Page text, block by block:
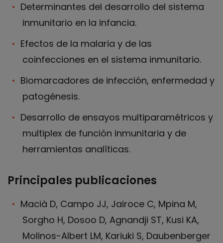
Determinantes del desarrollo del sistema
inmunitario en la infancia.
Efectos de la malaria y de las
coinfecciones en el sistema inmunitario.
Biomarcadores de infección, enfermedad y
patogénesis.
Desarrollo de ensayos multiparamétricos y
multiplex de función inmunitaria y de
herramientas analíticas.
Principales publicaciones
Macià D, Campo JJ, Jairoce C, Mpina M,
Sorgho H, Dosoo D, Agnandji ST, Kusi KA,
Molinos-Albert LM, Kariuki S, Daubenberger